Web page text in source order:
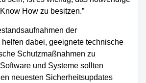
How zu besitzen.”
der
dabei, geeignete technische
Schutzmaßnahmen zu
und Systeme sollten
neuesten Sicherheitsupdates